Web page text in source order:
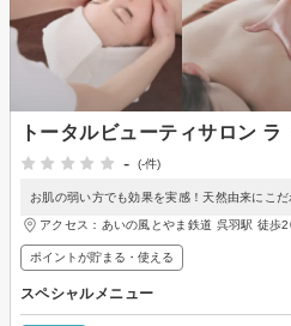
トータルビューティサロン
-
(-件)
お肌の弱い方でも効果を実感！天然由来にこ
アクセス：あいの風とやま鉄道 呉羽駅 徒歩
ポイントが貯まる・使える
スペシャルメニュー